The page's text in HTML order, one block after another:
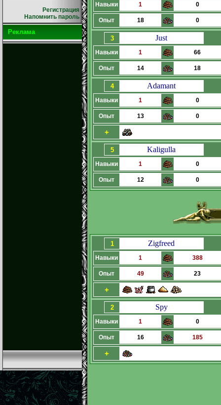
Регистрация
Напомнить пароль
Реклама
Навыки 1 0
Опыт 18 0
3 Just
Навыки 1 66
Опыт 14 18
4 Adamant
Навыки 1 0
Опыт 13 0
+
5 Kaligulla
Навыки 1 0
Опыт 12 0
1 Zigfreed
Навыки 1 388
Опыт 49 23
+
2 Spy
Навыки 1 0
Опыт 16 185
+